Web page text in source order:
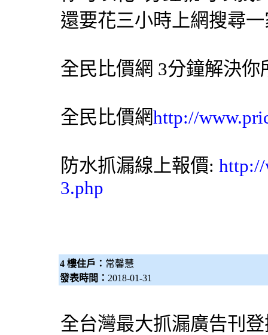
還要花三小時上網搜尋
全民比價網 3分鐘解決你
全民比價網http://
防水抓漏線上報價: http://
3.php
4 樓住戶： 常馨慧
發表時間： 2018-01-31
全台灣最大抓漏廣告刊